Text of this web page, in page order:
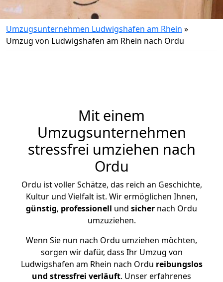
Umzugsunternehmen Ludwigshafen am Rhein »
Umzug von Ludwigshafen am Rhein nach Ordu
Mit einem
Umzugsunternehmen
stressfrei umziehen nach
Ordu
Ordu ist voller Schätze, das reich an Geschichte,
Kultur und Vielfalt ist. Wir ermöglichen Ihnen,
günstig, professionell und sicher nach Ordu
umzuziehen.
Wenn Sie nun nach Ordu umziehen möchten,
sorgen wir dafür, dass Ihr Umzug von
Ludwigshafen am Rhein nach Ordu reibungslos
und stressfrei verläuft. Unser erfahrenes